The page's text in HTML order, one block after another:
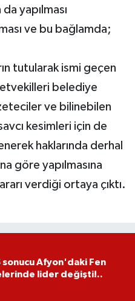
yapılması
ve bu bağlamda;
tutularak ismi geçen
belediye
ve bilinebilen
kesimleri için de
haklarında derhal
göre yapılmasına
verdiği ortaya çıktı.
sonucu Afyon'daki Fen
lider değişti!..